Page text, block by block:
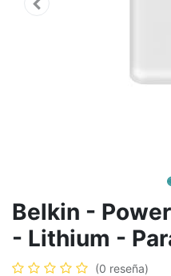
Belkin -
- Lithium -
(0 reseña)